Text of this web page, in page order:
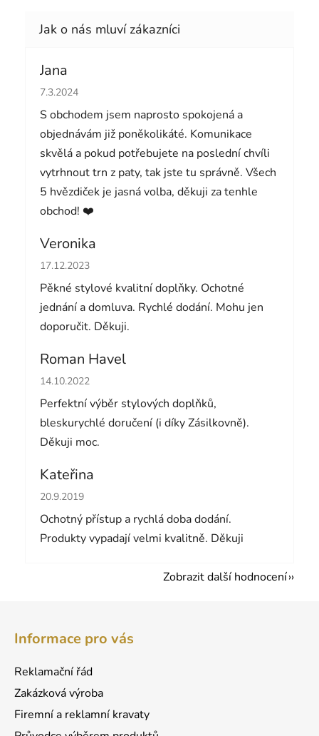
Jana
Hodnocení obchodu je 5 z 5 hvězdiček.
7.3.2024
S obchodem jsem naprosto spokojená a
objednávám již poněkolikáté. Komunikace
skvělá a pokud potřebujete na poslední chvíli
vytrhnout trn z paty, tak jste tu správně. Všech
5 hvězdiček je jasná volba, děkuji za tenhle
obchod! ❤️
Veronika
Hodnocení obchodu je 5 z 5 hvězdiček.
17.12.2023
Pěkné stylové kvalitní doplňky. Ochotné
jednání a domluva. Rychlé dodání. Mohu jen
doporučit. Děkuji.
Roman Havel
Hodnocení obchodu je 5 z 5 hvězdiček.
14.10.2022
Perfektní výběr stylových doplňků,
bleskurychlé doručení (i díky Zásilkovně).
Děkuji moc.
Kateřina
Hodnocení obchodu je 5 z 5 hvězdiček.
20.9.2019
Ochotný přístup a rychlá doba dodání.
Produkty vypadají velmi kvalitně. Děkuji
Zobrazit další hodnocení
Informace pro vás
Reklamační řád
Zakázková výroba
Firemní a reklamní kravaty